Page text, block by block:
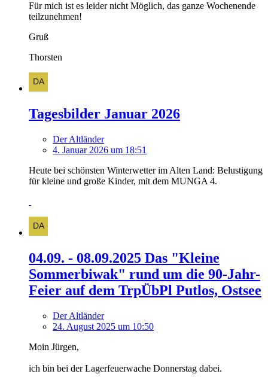
Für mich ist es leider nicht Möglich, das ganze Wochenende
teilzunehmen!
Gruß
Thorsten
Tagesbilder Januar 2026
Der Altländer
4. Januar 2026 um 18:51
Heute bei schönsten Winterwetter im Alten Land: Belustigung
für kleine und große Kinder, mit dem MUNGA 4.
04.09. - 08.09.2025 Das "Kleine
Sommerbiwak" rund um die 90-Jahr-
Feier auf dem TrpÜbPl Putlos, Ostsee
Der Altländer
24. August 2025 um 10:50
Moin Jürgen,
ich bin bei der Lagerfeuerwache Donnerstag dabei.